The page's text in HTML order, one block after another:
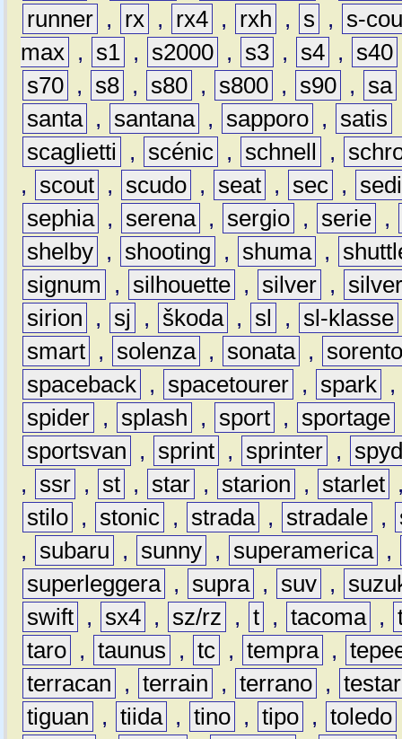
runner , rx , rx4 , rxh , s ,
s-
max , s1 , s2000 , s3 , s4 , s40
s70 , s8 , s80 , s800 , s90 , sa
santa , santana , sapporo , satis
scaglietti
, scénic , schnell ,
,
scout , scudo , seat , sec ,
sephia , serena , sergio , serie ,
shelby , shooting , shuma ,
signum
, silhouette , silver ,
sirion
, sj , škoda , sl , sl-klasse
smart , solenza , sonata ,
spaceback , spacetourer , spark ,
spider , splash , sport , sportage
sportsvan
, sprint , sprinter ,
,
ssr , st , star , starion , starlet
stilo , stonic , strada , stradale ,
,
subaru , sunny , superamerica ,
superleggera , supra , suv ,
swift , sx4 , sz/rz , t , tacoma ,
taro , taunus , tc , tempra ,
terracan
, terrain , terrano ,
tiguan
, tiida , tino , tipo , toledo